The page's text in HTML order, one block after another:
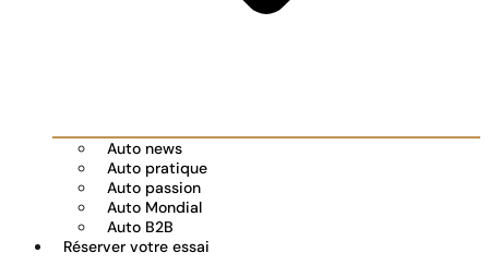
Auto news
Auto pratique
Auto passion
Auto Mondial
Auto B2B
Réserver votre essai